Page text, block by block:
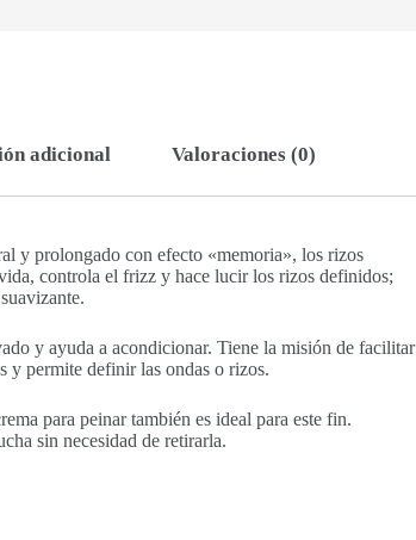
adicional Valoraciones (0)
y prolongado con efecto «memoria», los rizos
controla el frizz y hace lucir los rizos definidos;
y ayuda a acondicionar. Tiene la misión de facilitar
y permite definir las ondas o rizos.
para peinar también es ideal para este fin.
sin necesidad de retirarla.